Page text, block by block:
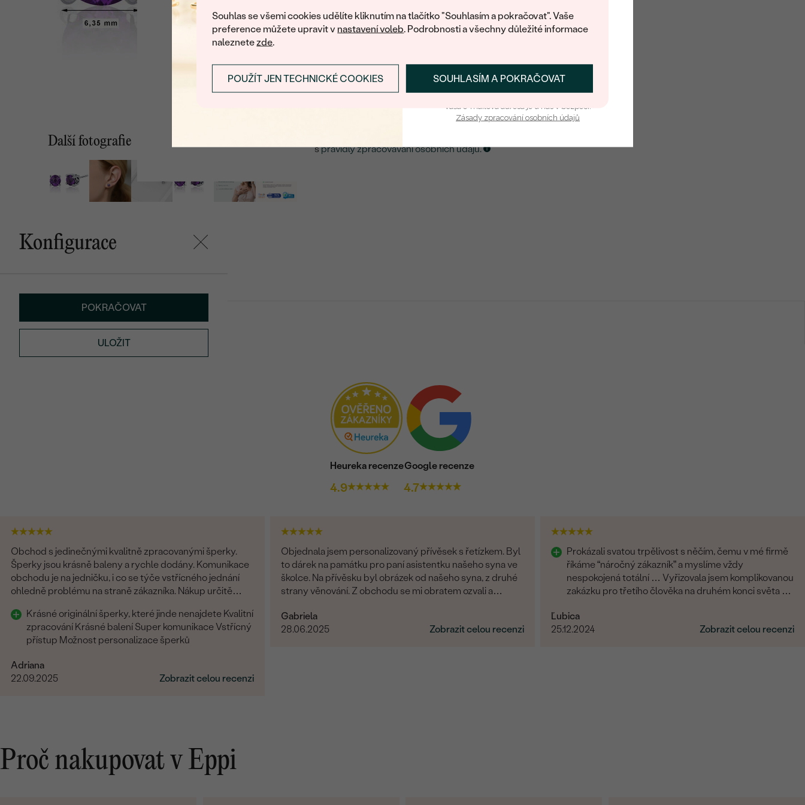
Souhlas se všemi cookies udělíte kliknutím na tlačítko "Souhlasím a pokračovat". Vaše
preference můžete upravit v nastavení voleb. Podrobnosti a všechny důležité informace
naleznetezde.
SOUHLASÍM A POKRAČOVAT
POUŽÍT JEN TECHNICKÉ COOKIES
Další fotografie
Konfigurace
POKRAČOVAT
ULOŽIT
4 790 Kč SKLADEM
Heureka recenze
4.9
Google recenze
4.7
Obchod s jedinečnými kvalitně zpracovanými šperky.
Šperky jsou krásně baleny a rychle dodány. Komunikace
obchodu je na jedničku, i co se týče vstřícného jednání
ohledně problému na straně zákazníka. Nákup určitě
Krásné originální šperky, které jinde nenajdete Kvalitní
zpracování Krásné balení Super komunikace Vstřícný
přístup Možnost personalizace šperků
Adriana
22.09.2025
Zobrazit celou recenzi
Objednala jsem personalizovaný přívěsek s řetízkem. Byl
to dárek na památku pro paní asistentku našeho syna ve
školce. Na přívěsku byl obrázek od našeho syna, z druhé
strany věnování. Z obchodu se mi obratem ozvali a
nádherný, udělal velikou radost, je originální a opravdová
památka. Jednání s paní po e-mailu bylo rychlé a
Gabriela
28.06.2025
Zobrazit celou recenzi
Prokázali svatou trpělivost s něčím, čemu v mé firmě
říkáme “náročný zákazník” a myslíme vždy
nespokojená totální … Vyřizovala jsem komplikovanou
zakázku pro třetího člověka na druhém konci světa a
Ľubica
25.12.2024
Zobrazit celou recenzi
Proč nakupovat v Eppi
U nás na vás stále čeká množství podobných produktů. Pokud chcete být informováni o dostupnosti tohoto
šperku, zanechte nám svůj e-mail.
ZASLAT UPOZORNĚNÍ NA TENTO
spravidly zpracovávání osobních údajů.
PŘIHLÁSIT SE A ZÍSKAT SLEVU
Vaša e-mailová adresa je u nás v bezpečí.
Zásady zpracování osobních údajů